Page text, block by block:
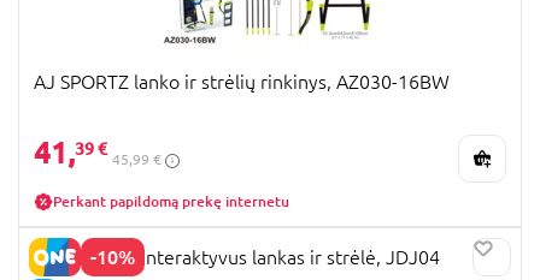
AJ SPORTZ lanko ir strėlių rinkinys, AZ030-16BW
41,39 €
45,99 €
Perkant papildomą prekę internetu
-10%
MINECRAFT interaktyvus lankas ir strėlė, JDJ04